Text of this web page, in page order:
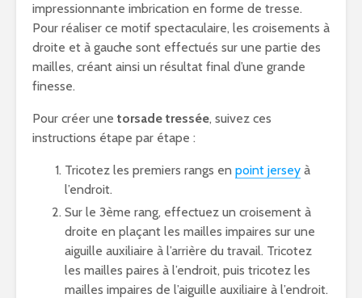
impressionnante imbrication en forme de tresse.
Pour réaliser ce motif spectaculaire, les croisements à
droite et à gauche sont effectués sur une partie des
mailles, créant ainsi un résultat final d’une grande
finesse.
Pour créer une torsade tressée, suivez ces
instructions étape par étape :
Tricotez les premiers rangs en point jersey à
l’endroit.
Sur le 3ème rang, effectuez un croisement à
droite en plaçant les mailles impaires sur une
aiguille auxiliaire à l’arrière du travail. Tricotez
les mailles paires à l’endroit, puis tricotez les
mailles impaires de l’aiguille auxiliaire à l’endroit.